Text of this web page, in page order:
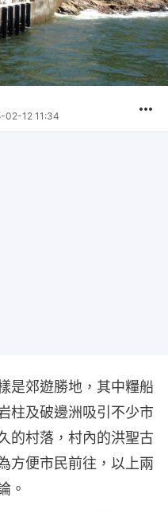
02-12 11:34
是郊遊勝地，其中糧船
柱及破邊洲吸引不少市
的村落，村內的洪聖古
方便市民前往，以上兩
。